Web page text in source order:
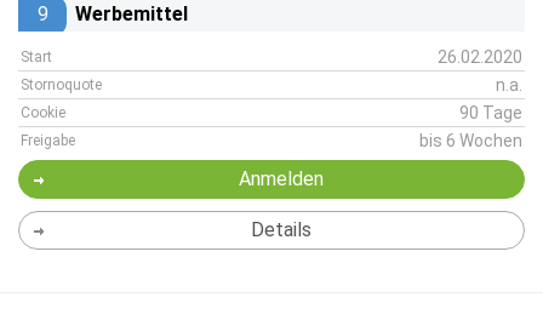
9 Werbemittel
Start 26.02.2020
Stornoquote n.a.
Cookie 90 Tage
Freigabe bis 6 Wochen
Anmelden
Details